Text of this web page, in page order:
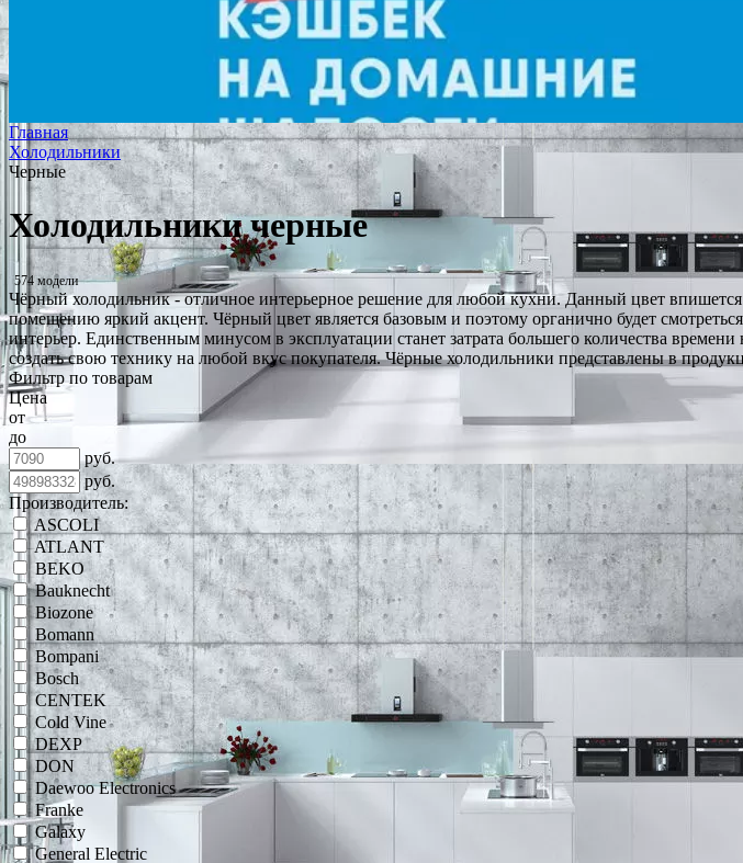
Главная
Холодильники
Черные
Холодильники черные
574 модели
Чёрный холодильник - отличное интерьерное решение для любой кухни. Данный цвет
помещению яркий акцент. Чёрный цвет является базовым и поэтому органично будет
интерьер. Единственным минусом в эксплуатации станет затрата большего количества
создать свою технику на любой вкус покупателя. Чёрные холодильники представлены в
Фильтр по товарам
Цена
от
до
руб.
руб.
Производитель:
ASCOLI
ATLANT
BEKO
Bauknecht
Biozone
Bomann
Bompani
Bosch
CENTEK
Cold Vine
DEXP
DON
Daewoo Electronics
Franke
Galaxy
General Electric